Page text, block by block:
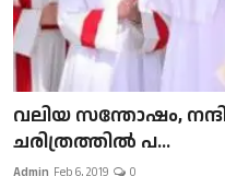
വലിയ സന്തോഷം,
ചരിത്രത്തിൽ പ...
Admin Feb 6, 2019 0